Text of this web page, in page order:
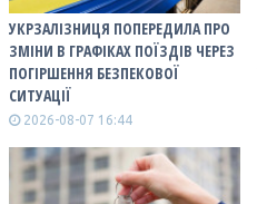
УКРЗАЛІЗНИЦЯ ПОПЕРЕДИЛА ПРО
ЗМІНИ В ГРАФІКАХ ПОЇЗДІВ ЧЕРЕЗ
ПОГІРШЕННЯ БЕЗПЕКОВОЇ
СИТУАЦІЇ
2026-08-07 16:44